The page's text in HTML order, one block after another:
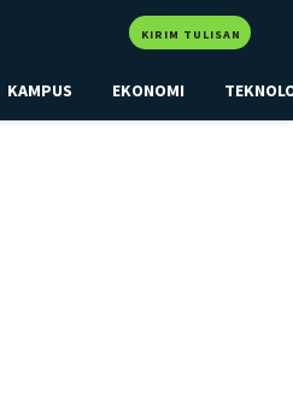
KIRIM TULISAN
KAMPUS EKONOMI